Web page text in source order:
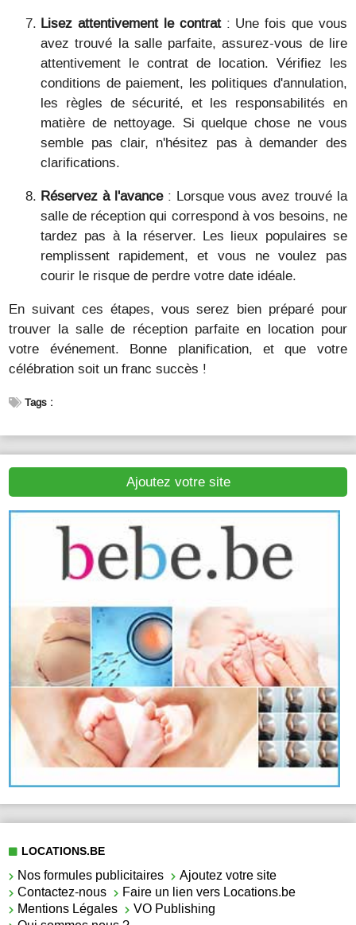
Lisez attentivement le contrat: Une fois que vous
avez trouvé la salle parfaite, assurez-vous de lire
attentivement le contrat de location. Vérifiez les
conditions de paiement, les politiques d'annulation,
les règles de sécurité, et les responsabilités en
matière de nettoyage. Si quelque chose ne vous
semble pas clair, n'hésitez pas à demander des
clarifications.
Réservez à l'avance: Lorsque vous avez trouvé la
salle de réception qui correspond à vos besoins, ne
tardez pas à la réserver. Les lieux populaires se
remplissent rapidement, et vous ne voulez pas
courir le risque de perdre votre date idéale.
En suivant ces étapes, vous serez bien préparé pour
trouver la salle de réception parfaite en location pour
votre événement. Bonne planification, et que votre
célébration soit un franc succès !
Tags :
Ajoutez votre site
LOCATIONS.BE
Nos formules publicitaires
Ajoutez votre site
Contactez-nous
Faire un lien vers Locations.be
Mentions Légales
VO Publishing